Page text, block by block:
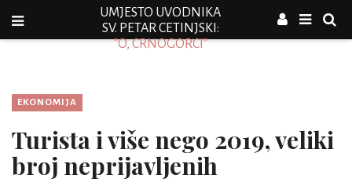
UMJESTO UVODNIKA
SV. PETAR CETINJSKI:
"O, CRNOGORCI"
EKONOMIJA
Turista i više nego 2019, veliki
broj neprijavljenih